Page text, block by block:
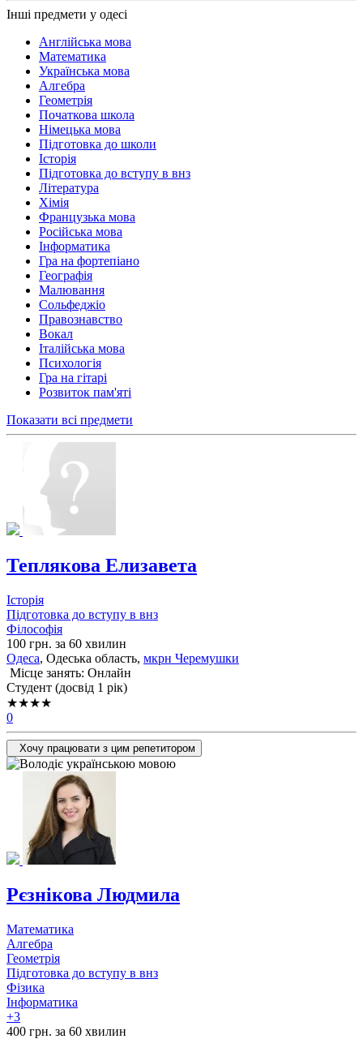
Інші предмети у одесі
Англійська мова
Математика
Українська мова
Алгебра
Геометрія
Початкова школа
Німецька мова
Підготовка до школи
Історія
Підготовка до вступу в внз
Література
Хімія
Французька мова
Російська мова
Інформатика
Гра на фортепіано
Географія
Малювання
Сольфеджіо
Правознавство
Вокал
Італійська мова
Психологія
Гра на гітарі
Розвиток пам'яті
Показати всі предмети
Теплякова Елизавета
Історія
Підготовка до вступу в внз
Філософія
100 грн. за 60 хвилин
Одеса, Одеська область, мкрн Черемушки
Місце занять: Онлайн
Cтудент (досвід 1 рік)
★★★★
0
Хочу працювати з цим репетитором
Рєзнікова Людмила
Математика
Алгебра
Геометрія
Підготовка до вступу в внз
Фізика
Інформатика
+3
400 грн. за 60 хвилин